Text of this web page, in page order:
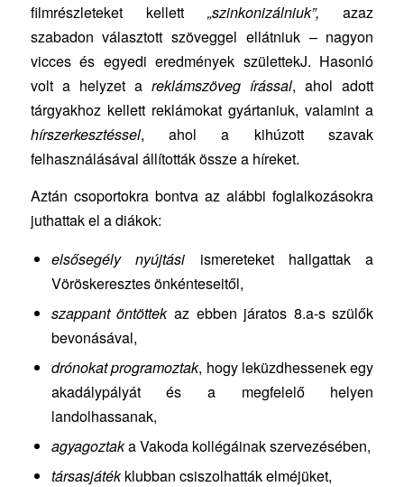
filmrészleteket kellett„szinkonizálniuk”, azaz
szabadon választott szöveggel ellátniuk – nagyon
vicces és egyedi eredmények születtekJ. Hasonló
volt a helyzet areklámszöveg írással, ahol adott
tárgyakhoz kellett reklámokat gyártaniuk, valamint a
hírszerkesztéssel, ahol a kihúzott szavak
felhasználásával állították össze a híreket.
Aztán csoportokra bontva az alábbi foglalkozásokra
juthattak el a diákok:
elsősegély nyújtásiismereteket hallgattak a
Vöröskeresztes önkénteseitől,
szappant öntöttekaz ebben járatos 8.a-s szülők
bevonásával,
drónokat programoztak, hogy leküzdhessenek egy
akadálypályát és a megfelelő helyen
landolhassanak,
agyagoztaka Vakoda kollégáinak szervezésében,
társasjátékklubban csiszolhatták elméjüket,